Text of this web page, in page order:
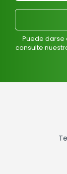
Puede darse
consulte